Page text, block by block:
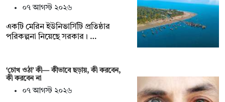
০৭ আগস্ট ২০২৬
একটি মেরিন ইউনিভার্সিটি প্রতিষ্ঠার
পরিকল্পনা নিয়েছে সরকার। …
‘চোখ ওঠা’ কী— কীভাবে ছড়ায়, কী করবেন,
কী করবেন না
০৭ আগস্ট ২০২৬